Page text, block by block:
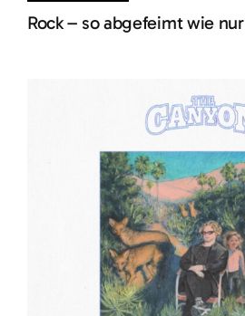
Rock – so abgefeimt wie nur